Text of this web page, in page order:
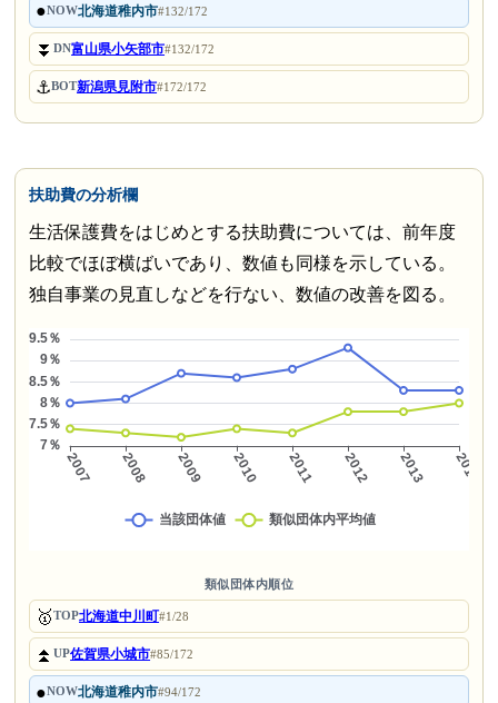
●NOW北海道稚内市#132/172
⏬DN富山県小矢部市#132/172
⚓BOT新潟県見附市#172/172
扶助費の分析欄
生活保護費をはじめとする扶助費については、前年度
比較でほぼ横ばいであり、数値も同様を示している。
独自事業の見直しなどを行ない、数値の改善を図る。
類似団体内順位
🥇TOP北海道中川町#1/28
⏫UP佐賀県小城市#85/172
●NOW北海道稚内市#94/172